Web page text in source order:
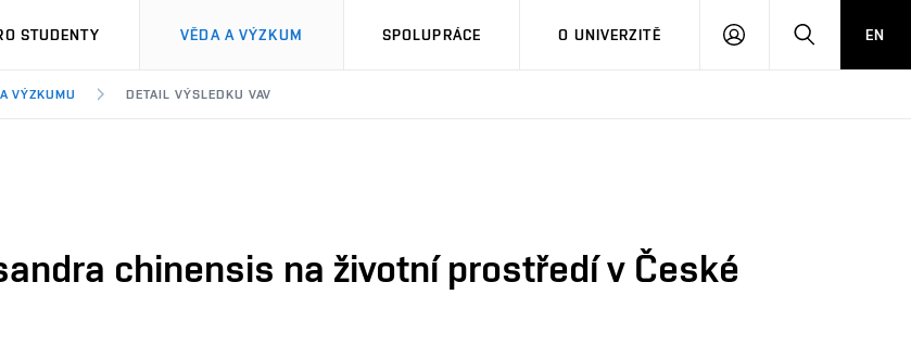
STUDENTY VĚDA A VÝZKUM SPOLUPRÁCE O UNIVERZITĚ
PŘIHLÁSIT HLEDATEN
VÝZKUMU DETAIL VÝSLEDKU VAV
chinensis na životní prostředí v České